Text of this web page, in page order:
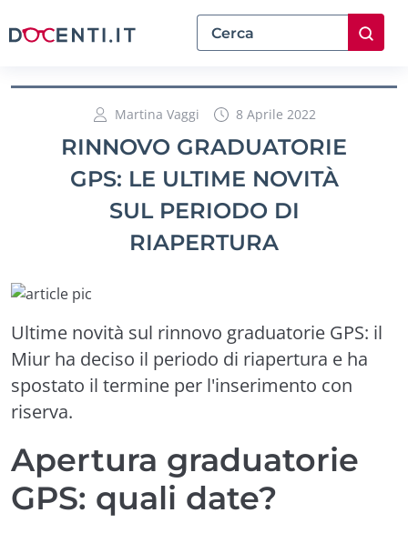
Martina Vaggi 8 Aprile 2022
RINNOVO GRADUATORIE
GPS: LE ULTIME NOVITÀ
SUL PERIODO DI
RIAPERTURA
Ultime novità sul rinnovo graduatorie GPS: il
Miur ha deciso il periodo di riapertura e ha
spostato il termine per l'inserimento con
riserva.
Apertura graduatorie
GPS: quali date?